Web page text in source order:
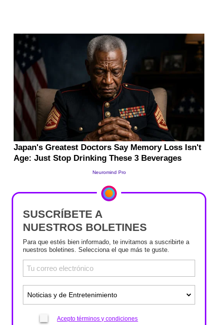
SUSCRÍBETE A
NUESTROS BOLETINES
Para que estés bien informado, te invitamos a suscribirte a
nuestros boletines. Selecciona el que más te guste.
Acepto términos y condiciones